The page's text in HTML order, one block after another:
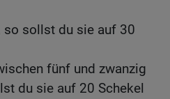
so sollst du sie auf 30
fünf und zwanzig
du sie auf 20 Schekel